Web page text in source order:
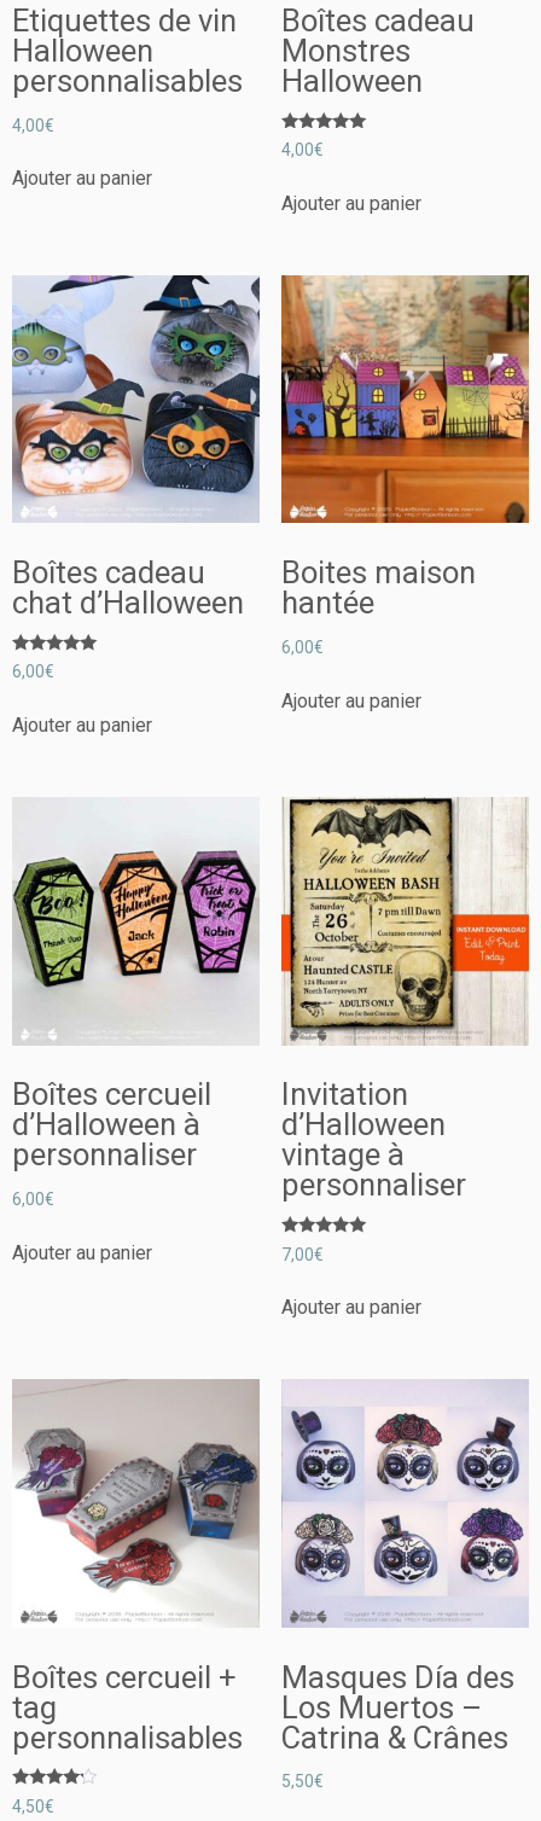
Etiquettes de vin
Halloween
personnalisables
4,00€
Ajouter au panier
Boîtes cadeau
Monstres
Halloween
Note
5.00
4,00€
Ajouter au panier
Boîtes cadeau
chat d’Halloween
Note
5.00
6,00€
Ajouter au panier
Boites maison
hantée
6,00€
Ajouter au panier
Boîtes cercueil
d’Halloween à
personnaliser
6,00€
Ajouter au panier
Invitation
d’Halloween
vintage à
personnaliser
Note
5.00
7,00€
Ajouter au panier
Boîtes cercueil +
tag
personnalisables
Note
4.00
4,50€
Masques Día des
Los Muertos –
Catrina & Crânes
5,50€